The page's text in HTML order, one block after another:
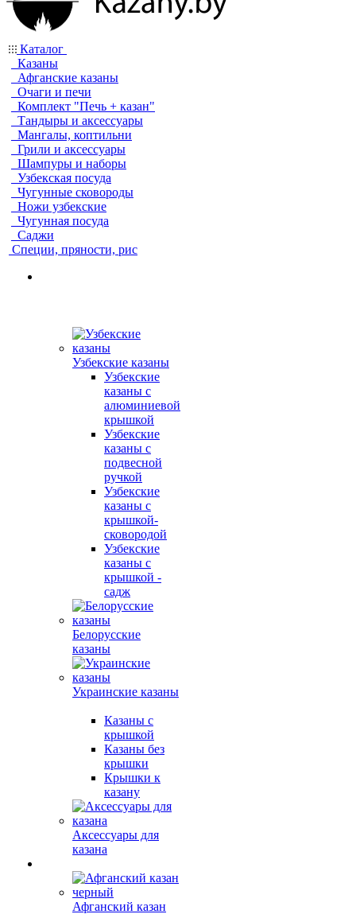
Каталог
Казаны
Афганские казаны
Очаги и печи
Комплект "Печь + казан"
Тандыры и аксессуары
Мангалы, коптильни
Грили и аксессуары
Шампуры и наборы
Узбекская посуда
Чугунные сковороды
Ножи узбекские
Чугунная посуда
Саджи
Специи, пряности, рис
Узбекские казаны
Узбекские
казаны с
алюминиевой
крышкой
Узбекские
казаны с
подвесной
ручкой
Узбекские
казаны с
крышкой-
сковородой
Узбекские
казаны с
крышкой -
садж
Белорусские
казаны
Украинские казаны
Казаны с
крышкой
Казаны без
крышки
Крышки к
казану
Аксессуары для
казана
Афганский казан